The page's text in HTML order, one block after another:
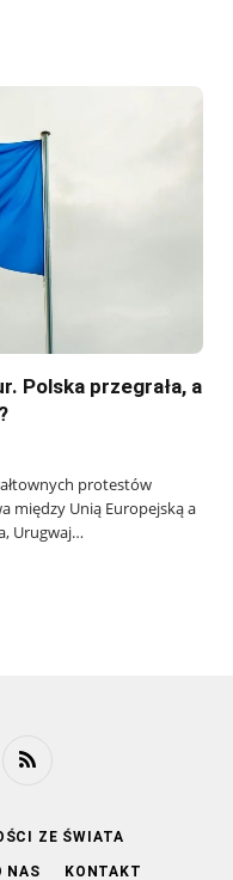
Polska przegrała, a
protestów
między Unią Europejską a
Urugwaj…
RSS
ZE ŚWIATA
NAS KONTAKT